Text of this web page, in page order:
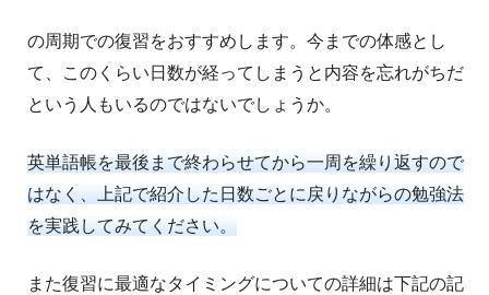
の周期での復習をおすすめします。今までの体感とし
て、このくらい日数が経ってしまうと内容を忘れがちだ
という人もいるのではないでしょうか。
英単語帳を最後まで終わらせてから一周を繰り返すので
はなく、上記で紹介した日数ごとに戻りながらの勉強法
を実践してみてください。
また復習に最適なタイミングについての詳細は下記の記